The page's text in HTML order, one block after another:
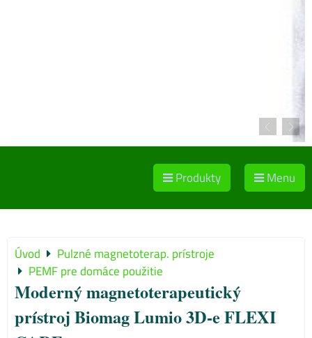
Produkty Menu
Úvod
Pulzné magnetoterap. prístroje
PEMF pre domáce použitie
Moderný magnetoterapeutický
prístroj Biomag Lumio 3D-e FLEXI